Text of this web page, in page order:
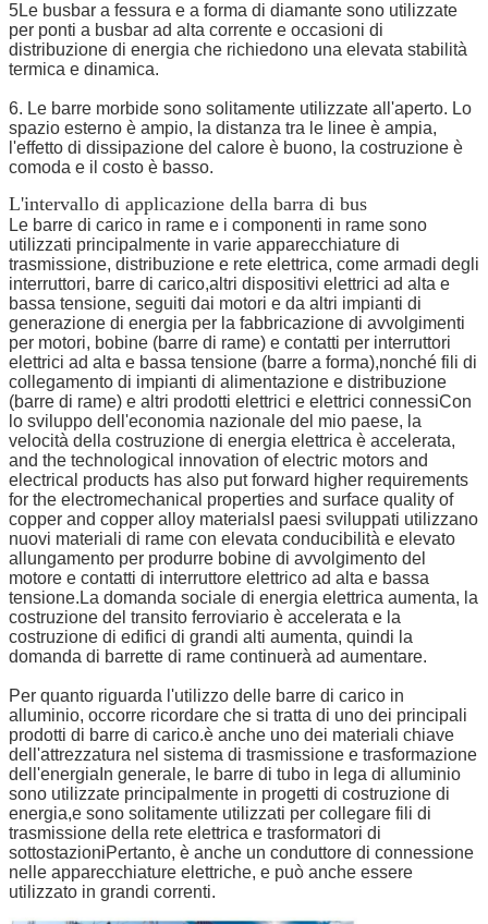
5Le busbar a fessura e a forma di diamante sono utilizzate
per ponti a busbar ad alta corrente e occasioni di
distribuzione di energia che richiedono una elevata stabilità
termica e dinamica.
6. Le barre morbide sono solitamente utilizzate all'aperto. Lo
spazio esterno è ampio, la distanza tra le linee è ampia,
l'effetto di dissipazione del calore è buono, la costruzione è
comoda e il costo è basso.
L'intervallo di applicazione della barra di bus
Le barre di carico in rame e i componenti in rame sono
utilizzati principalmente in varie apparecchiature di
trasmissione, distribuzione e rete elettrica, come armadi degli
interruttori, barre di carico,altri dispositivi elettrici ad alta e
bassa tensione, seguiti dai motori e da altri impianti di
generazione di energia per la fabbricazione di avvolgimenti
per motori, bobine (barre di rame) e contatti per interruttori
elettrici ad alta e bassa tensione (barre a forma),nonché fili di
collegamento di impianti di alimentazione e distribuzione
(barre di rame) e altri prodotti elettrici e elettrici connessiCon
lo sviluppo dell'economia nazionale del mio paese, la
velocità della costruzione di energia elettrica è accelerata,
and the technological innovation of electric motors and
electrical products has also put forward higher requirements
for the electromechanical properties and surface quality of
copper and copper alloy materialsI paesi sviluppati utilizzano
nuovi materiali di rame con elevata conducibilità e elevato
allungamento per produrre bobine di avvolgimento del
motore e contatti di interruttore elettrico ad alta e bassa
tensione.La domanda sociale di energia elettrica aumenta, la
costruzione del transito ferroviario è accelerata e la
costruzione di edifici di grandi alti aumenta, quindi la
domanda di barrette di rame continuerà ad aumentare.
Per quanto riguarda l'utilizzo delle barre di carico in
alluminio, occorre ricordare che si tratta di uno dei principali
prodotti di barre di carico.è anche uno dei materiali chiave
dell'attrezzatura nel sistema di trasmissione e trasformazione
dell'energiaIn generale, le barre di tubo in lega di alluminio
sono utilizzate principalmente in progetti di costruzione di
energia,e sono solitamente utilizzati per collegare fili di
trasmissione della rete elettrica e trasformatori di
sottostazioniPertanto, è anche un conduttore di connessione
nelle apparecchiature elettriche, e può anche essere
utilizzato in grandi correnti.